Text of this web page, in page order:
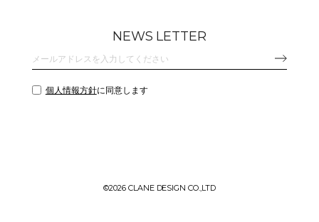
NEWS LETTER
個人情報方針に同意します
©2026 CLANE DESIGN CO.,LTD